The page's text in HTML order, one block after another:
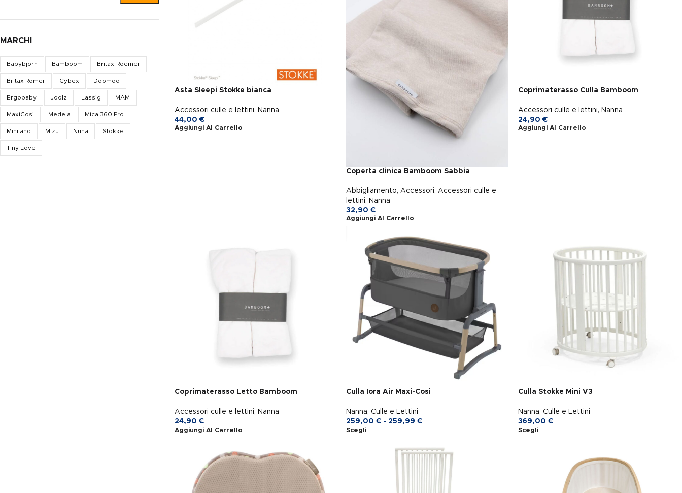
MARCHI
Babybjorn Bamboom Britax-Roemer
Britax Romer Cybex Doomoo
Ergobaby Joolz Lassig MAM
MaxiCosi Medela Mica 360 Pro
Miniland Mizu Nuna Stokke
Tiny Love
Asta Sleepi Stokke bianca
Accessori culle e lettini, Nanna
44,00 €
Aggiungi Al Carrello
Coperta clinica Bamboom Sabbia
Abbigliamento, Accessori, Accessori culle e
lettini, Nanna
32,90€
Aggiungi Al Carrello
Coprimaterasso Culla Bamboom
Accessori culle e lettini, Nanna
24,90 €
Aggiungi Al Carrello
Coprimaterasso Letto Bamboom
Accessori culle e lettini, Nanna
24,90 €
Aggiungi Al Carrello
Culla Iora Air Maxi-Cosi
Nanna, Culle e Lettini
259,00€ - 259,99€
Scegli
Culla Stokke Mini V3
Nanna, Culle e Lettini
369,00 €
Scegli